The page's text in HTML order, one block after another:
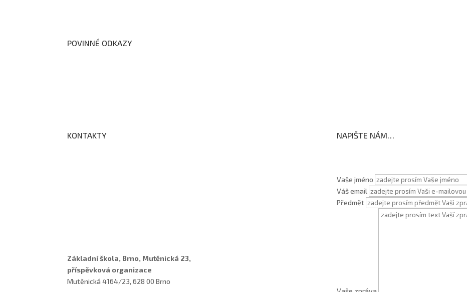
POVINNÉ ODKAZY
KONTAKTY
Základní škola, Brno, Mutěnická 23,
příspěvková organizace
Mutěnická 4164/23, 628 00 Brno
NAPIŠTE NÁM…
Vaše jméno
Váš email
Předmět